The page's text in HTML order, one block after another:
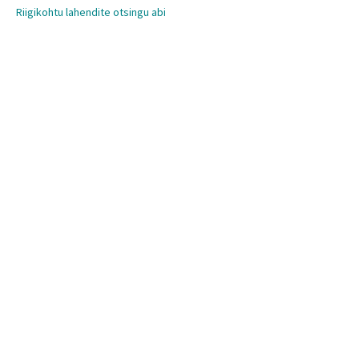
Riigikohtu lahendite otsingu abi